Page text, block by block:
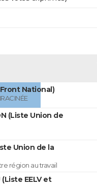
National)
(Liste Union de
Union de la
région au travail
EELV et